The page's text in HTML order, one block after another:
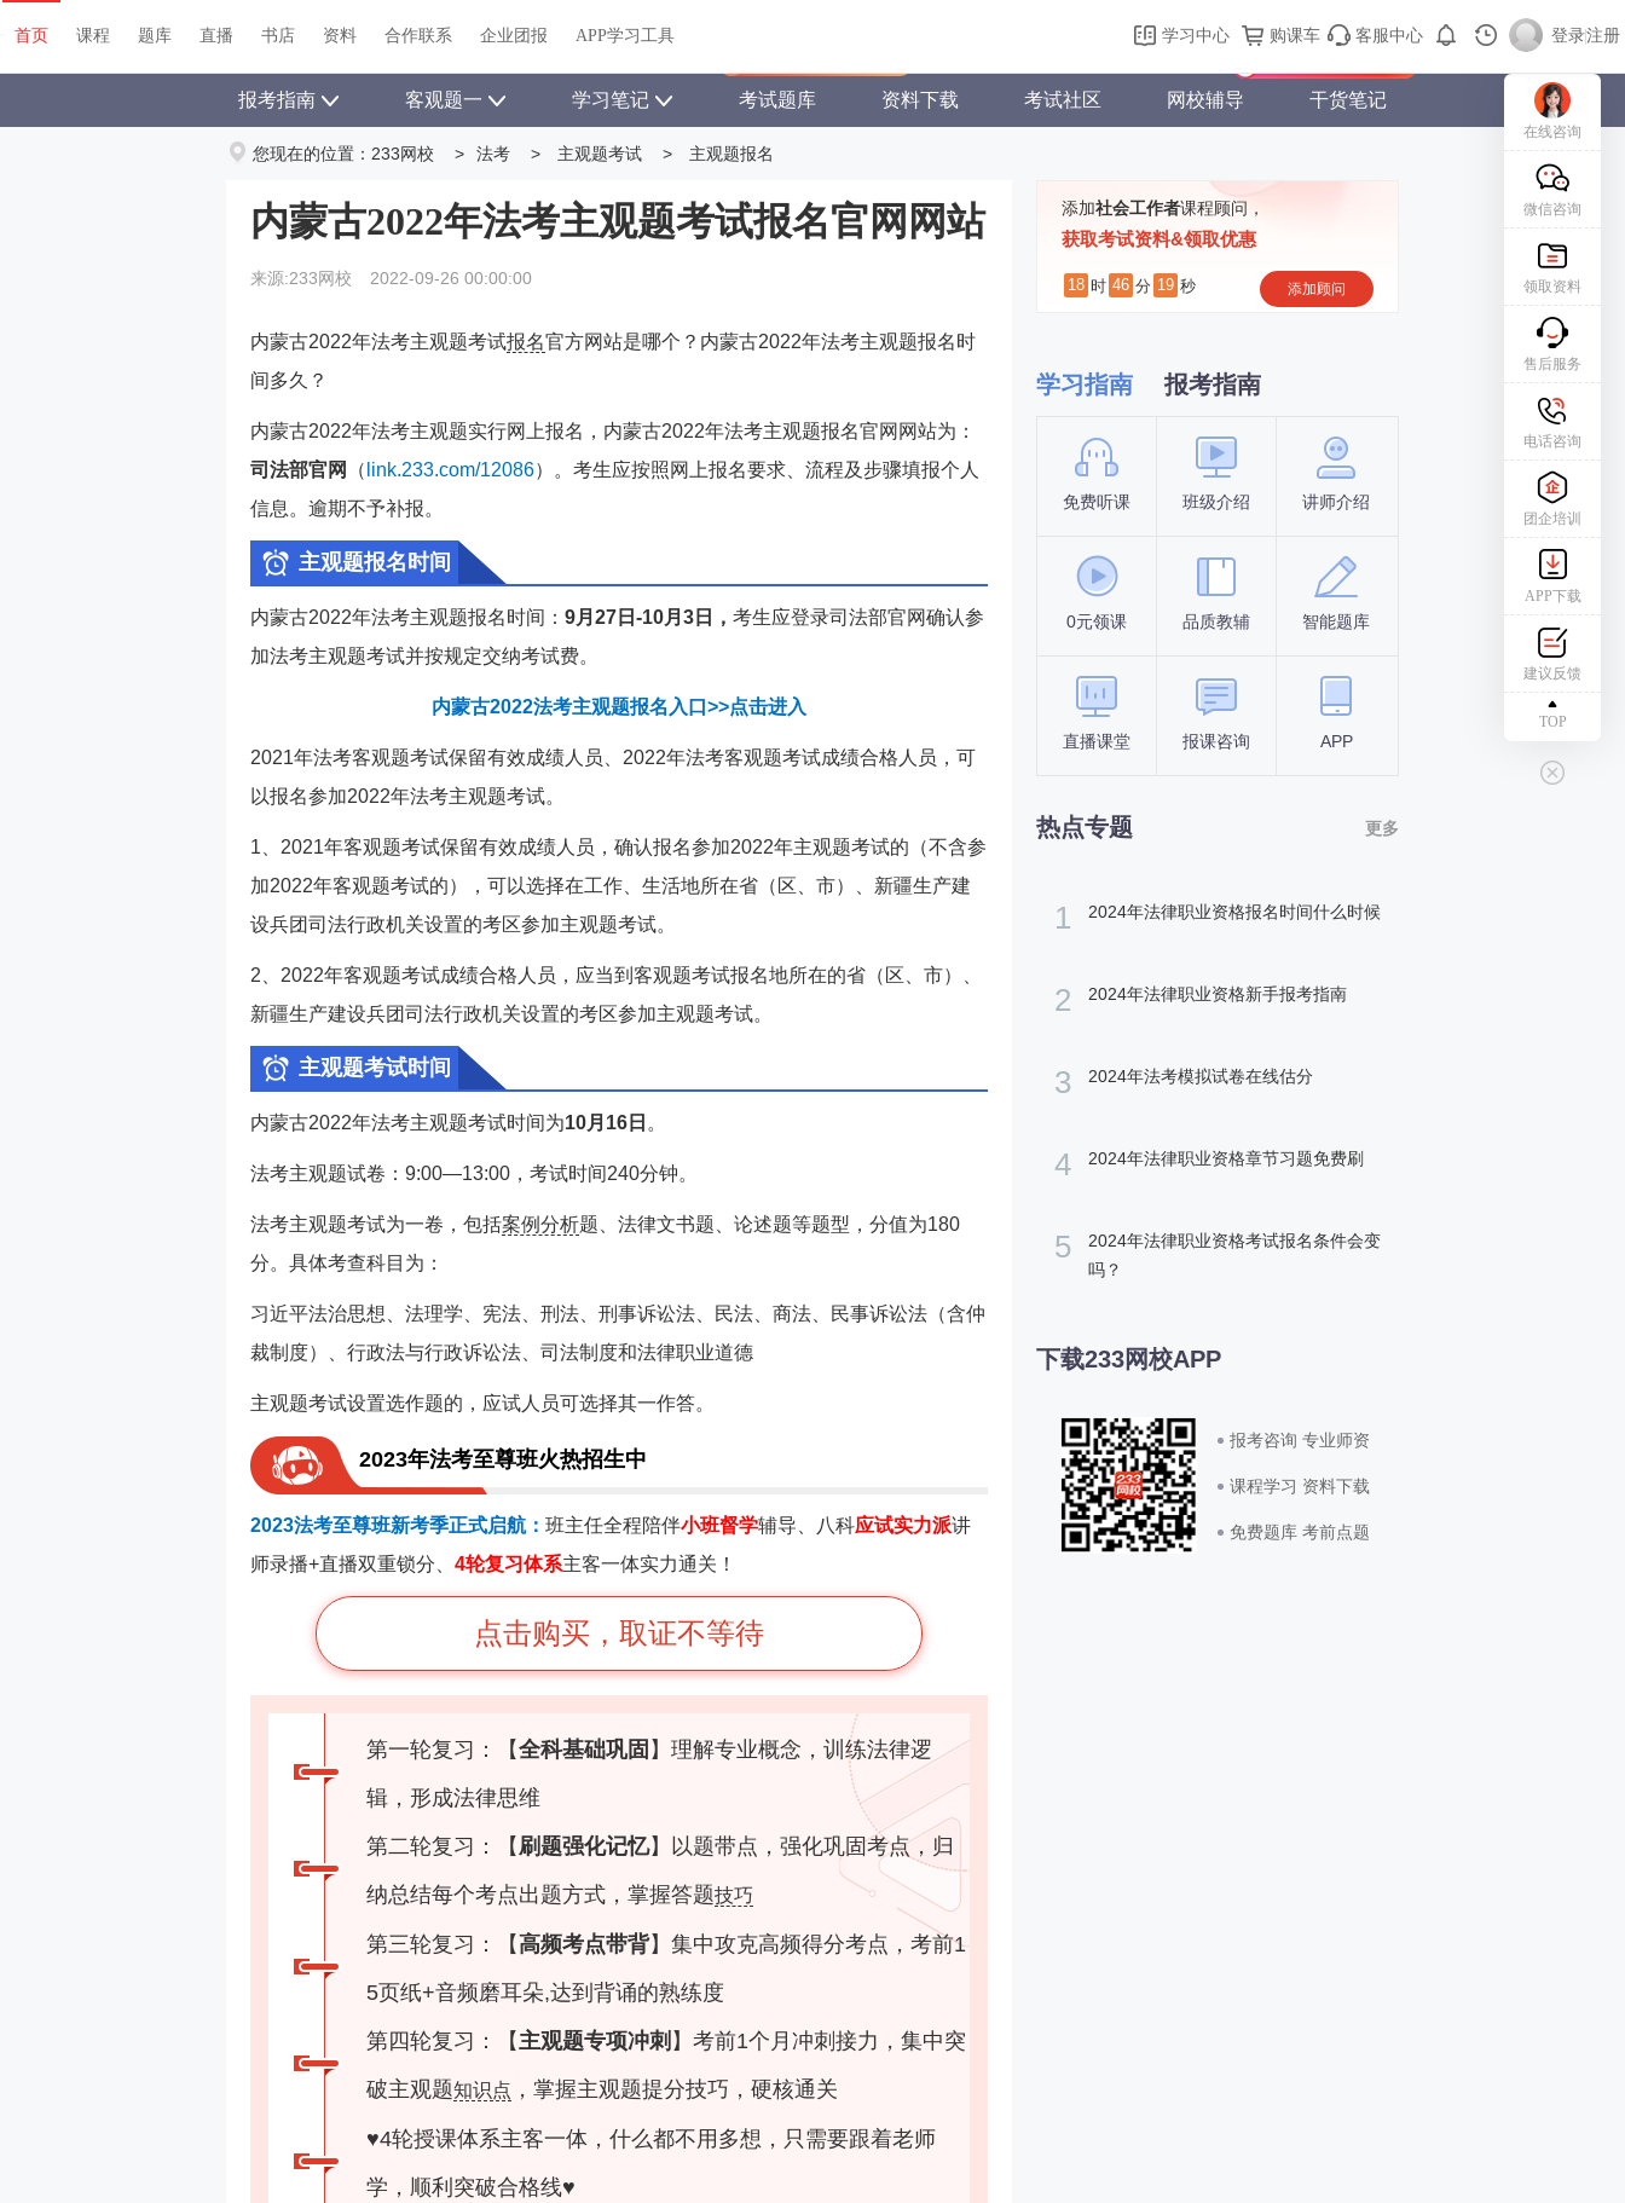
首页 课程 题库 直播 书店 资料 合作联系 企业团报 APP学习工具 学习中心 购课车 客服中心 登录|注册
首页 课程 题库 直播 书店 资料 关于我们 帮助中心 购课车 登录/注册
报考指南 客观题一 学习笔记 考试题库 资料下载 考试社区 网校辅导 干货笔记
您现在的位置： 233网校 > 法考 > 主观题考试 > 主观题报名
内蒙古2022年法考主观题考试报名官网网站
来源:233网校 2022-09-26 00:00:00
内蒙古2022年法考主观题考试报名官方网站是哪个？内蒙古2022年法考主观题报名时
间多久？
内蒙古2022年法考主观题实行网上报名，内蒙古2022年法考主观题报名官网网站为：
司法部官网
（ link.233.com/12086）。考生应按照网上报名要求、流程及步骤填报个人
信息。逾期不予补报。
主观题报名时间
内蒙古2022年法考主观题报名时间： 9月27日-10月3日， 考生应登录司法部官网确认参
加法考主观题考试并按规定交纳考试费。
内蒙古2022法考主观题报名入口>>点击进入
2021年法考客观题考试保留有效成绩人员、2022年法考客观题考试成绩合格人员，可
以报名参加2022年法考主观题考试。
1、2021年客观题考试保留有效成绩人员，确认报名参加2022年主观题考试的（不含参
加2022年客观题考试的），可以选择在工作、生活地所在省（区、市）、新疆生产建
设兵团司法行政机关设置的考区参加主观题考试。
2、2022年客观题考试成绩合格人员，应当到客观题考试报名地所在的省（区、市）、
新疆生产建设兵团司法行政机关设置的考区参加主观题考试。
主观题考试时间
内蒙古2022年法考主观题考试时间为10月16日 。
法考主观题试卷：9:00—13:00，考试时间240分钟。
法考主观题考试为一卷，包括案例分析题、法律文书题、论述题等题型，分值为180
分。具体考查科目为：
习近平法治思想、法理学、宪法、刑法、刑事诉讼法、民法、商法、民事诉讼法（含仲
裁制度）、行政法与行政诉讼法、司法制度和法律职业道德
主观题考试设置选作题的，应试人员可选择其一作答。
2023年法考至尊班火热招生中
2023法考至尊班新考季正式启航： 班主任全程陪伴小班督学辅导、八科应试实力派讲
师录播+直播双重锁分、 4轮复习体系主客一体实力通关！
点击购买，取证不等待
第一轮复习：【全科基础巩固 】 理解专业概念，训练法律逻
辑，形成法律思维
第二轮复习：【刷题强化记忆】
以题带点，强化巩固考点，归
纳总结每个考点出题方式，掌握答题技巧
第三轮复习：【高频考点带背】 集中攻克高频得分考点，考前1
5页纸+音频磨耳朵,达到背诵的熟练度
第四轮复习：【主观题专项冲刺 】 考前1个月冲刺接力，集中突
破主观题知识点 ，掌握主观题提分技巧，硬核通关
♥4轮授课体系主客一体，什么都不用多想，只需要跟着老师
学，顺利突破合格线♥
添加社会工作者课程顾问，
获取考试资料&领取优惠
18 时 46 分 19 秒 添加顾问
学习指南 报考指南
免费听课 班级介绍 讲师介绍
0元领课 品质教辅 智能题库
直播课堂 报课咨询 APP
报名时间
考试时间
热点专题 更多
1 2024年法律职业资格报名时间什么时候
2 2024年法律职业资格新手报考指南
3 2024年法考模拟试卷在线估分
4 2024年法律职业资格章节习题免费刷
5
2024年法律职业资格考试报名条件会变
吗？
下载233网校APP
报考咨询 专业师资
课程学习 资料下载
免费题库 考前点题
在线咨询
微信咨询
领取资料
售后服务
电话咨询
团企培训
APP下载
建议反馈
TOP